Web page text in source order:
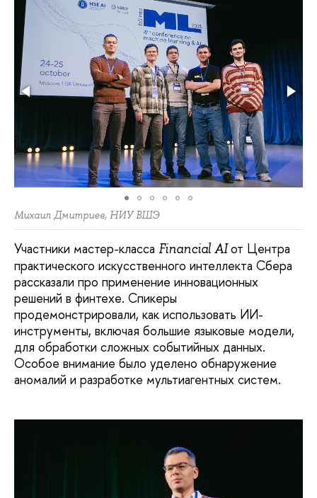
Михаил Дмитриев, НИУ ВШЭ
Участники мастер-класса Financial AIот Центра
практического искусственного интеллекта Сбера
рассказали про применение инновационных
решений в финтехе. Спикеры
продемонстрировали, как использовать ИИ-
инструменты, включая большие языковые модели,
для обработки сложных событийных данных.
Особое внимание было уделено обнаружение
аномалий и разработке мультиагентных систем.